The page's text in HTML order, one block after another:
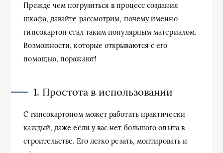
Прежде чем погрузиться в процесс создания
шкафа, давайте рассмотрим, почему именно
гипсокартон стал таким популярным материалом.
Возможности, которые открываются с его
помощью, поражают!
1. Простота в использовании
С гипсокартоном может работать практически
каждый, даже если у вас нет большого опыта в
строительстве. Его легко резать, монтировать и